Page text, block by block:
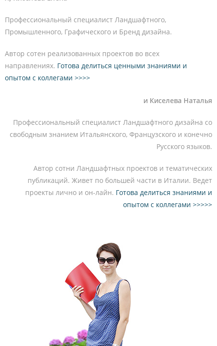
Профессиональный специалист Ландшафтного,
Промышленного, Графического и Бренд дизайна.
Автор сотен реализованных проектов во всех
направлениях. Готова делиться ценными знаниями и
опытом с коллегами >>>>
и Киселева Наталья
Профессиональный специалист Ландшафтного дизайна со
свободным знанием Итальянского, Французского и конечно
Русского языков.
Автор сотни Ландшафтных проектов и тематических
публикаций. Живет по большей части в Италии. Ведет
проекты лично и он-лайн. Готова делиться знаниями и
опытом с коллегами >>>>>